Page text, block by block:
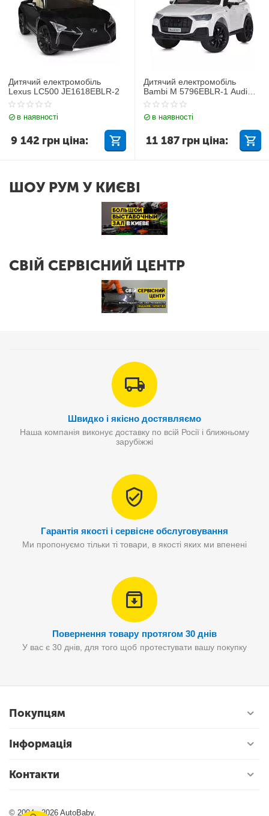
Дитячий електромобіль
Lexus LC500 JE1618EBLR-2
в наявності
9 142 грн ціна:
Дитячий електромобіль
Bambi M 5796EBLR-1 Audi
Q7
в наявності
11 187 грн ціна:
ШОУ РУМ У КИЄВІ
СВІЙ СЕРВІСНИЙ ЦЕНТР
Швидко і якісно достявляємо
Наша компанія виконує доставку по всій Росії і ближньому
зарубіжжі
Гарантія якості і сервісне обслуговування
Ми пропонуємо тільки ті товари, в якості яких ми впенені
Повернення товару протягом 30 днів
У вас є 30 днів, для того щоб протестувати вашу покупку
Покупцям
Інформація
Контакти
© 2004 - 2026 AutoBaby.